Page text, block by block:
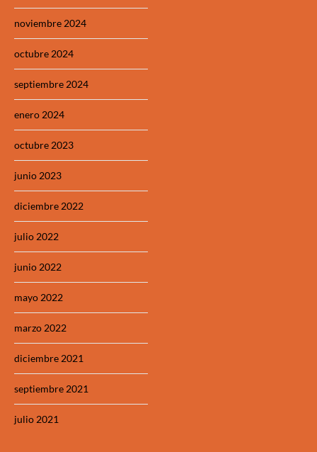
noviembre 2024
octubre 2024
septiembre 2024
enero 2024
octubre 2023
junio 2023
diciembre 2022
julio 2022
junio 2022
mayo 2022
marzo 2022
diciembre 2021
septiembre 2021
julio 2021